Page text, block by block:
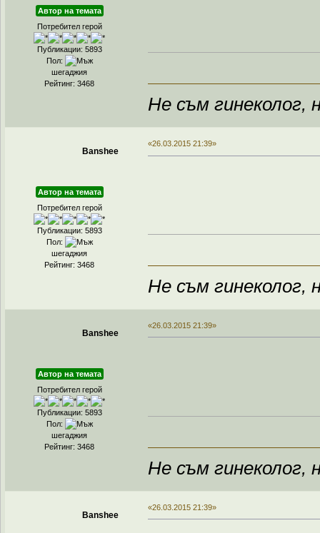
Автор на темата
Потребител герой
Публикации: 5893
Пол:
шегаджия
Рейтинг: 3468
Не съм гинеколог,
Banshee
Автор на темата
Потребител герой
Публикации: 5893
Пол:
шегаджия
Рейтинг: 3468
«26.03.2015 21:39»
Не съм гинеколог,
Banshee
Автор на темата
Потребител герой
Публикации: 5893
Пол:
шегаджия
Рейтинг: 3468
«26.03.2015 21:39»
Не съм гинеколог,
Banshee
«26.03.2015 21:39»